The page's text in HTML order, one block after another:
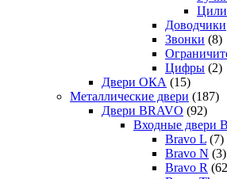
Доводчики
Звонки (8)
Цифры (2)
Двери ОКА (15)
Металлические двери (187)
Двери BRAVO (92)
Входные двери
Bravo L (7)
Bravo N (3)
Bravo R